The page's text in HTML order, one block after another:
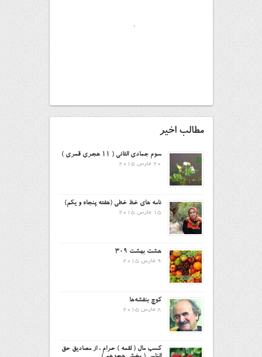
.
مطالب اخیر
سوم جمادی الثانی ( ۱۱ هجری قمری )
20 مارس 2015
نامه های خط خطی (هفته پنجاه و یکم)
15 مارس 2015
هشت بهشت ۳۰۹
9 مارس 2015
کوچ بنفشه‌ها
8 مارس 2015
کسب مال ( لقمه ) حرام ، از مصادیق حق